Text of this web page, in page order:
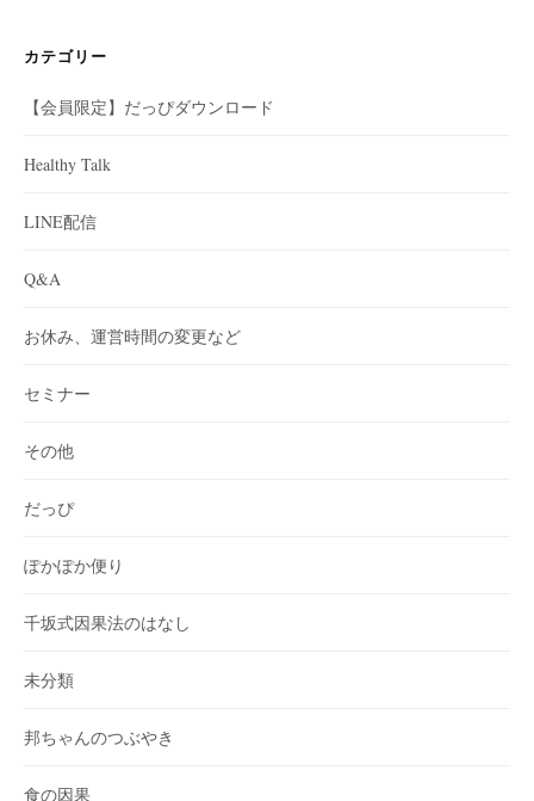
カテゴリー
【会員限定】だっぴダウンロード
Healthy Talk
LINE配信
Q&A
お休み、運営時間の変更など
セミナー
その他
だっぴ
ぽかぽか便り
千坂式因果法のはなし
未分類
邦ちゃんのつぶやき
食の因果